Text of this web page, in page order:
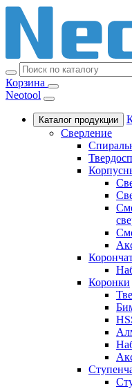
Корзина
Neotool
Каталог продукции
Сверление
Коронки